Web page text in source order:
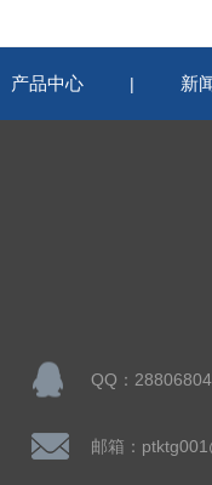
产品中心 | 新
QQ：
邮箱：